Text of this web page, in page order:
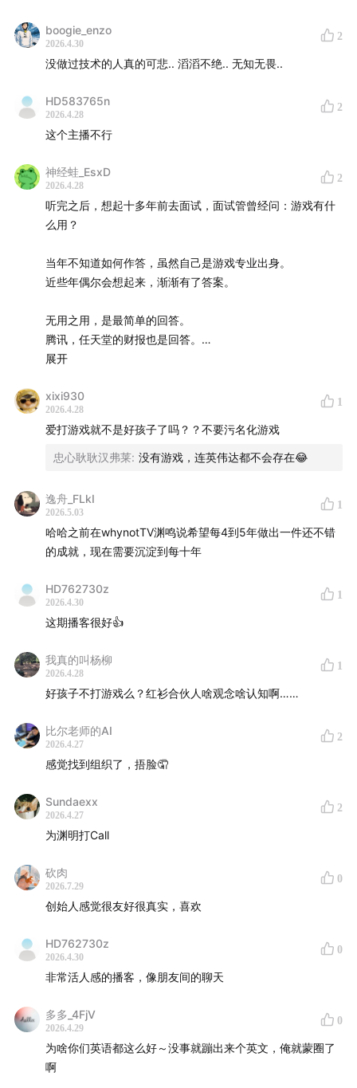
韧性boogie_enzo
2026.4.30
2
没做过技术的人真的可悲.. 滔滔不绝.. 无知无畏..
HD583765n
2026.4.28
2
这个主播不行
神经蛙_EsxD
2026.4.28
2
听完之后，想起十多年前去面试，面试管曾经问：游戏有什
么用？
当年不知道如何作答，虽然自己是游戏专业出身。
近些年偶尔会想起来，渐渐有了答案。
无用之用，是最简单的回答。
腾讯，任天堂的财报也是回答。
把游戏集群技术用在卫星管理是回答。
但在当下，最有价值的回答是 以王者荣耀或者吃鸡为例，能
让一个非洲的小朋友和一个亚洲的十八线小城学生，以及姚
班毕业的CEO共享一个世界观和情绪体验。
到与他人的共同语言，建立连接，构建一种平等，公开，公
正的秩序。
退一万步说，像史玉柱当年通过构建虚拟社会在游戏里收税
式。
过往饥饿的社会经验遗产对游戏这类非生产活动的偏见。或
直接，所以才有对特殊时期吃饱饭的担忧，然而游戏却是富
如果能够像小孩子一般体验到游戏反馈刺激神经系统带来的
但资源富足体验丰富的人或许更愿意在屏幕之外游戏人生来
获得激素体验。
展开
xixi930
2026.4.28
1
爱打游戏就不是好孩子了吗？？不要污名化游戏
忠心耿耿汉弗莱: 没有游戏，连英伟达都不会存在😂
逸舟_FLkI
2026.5.03
1
哈哈之前在whynotTV渊鸣说希望每4到5年做出一件还不错
的成就，现在需要沉淀到每十年
HD762730z
2026.4.30
1
这期播客很好👍
我真的叫杨柳
2026.4.28
1
好孩子不打游戏么？红衫合伙人啥观念啥认知啊……
比尔老师的AI
2026.4.27
2
感觉找到组织了，捂脸🤦
Sundaexx
2026.4.27
2
为渊明打Call
砍肉
2026.7.29
0
创始人感觉很友好很真实，喜欢
HD762730z
2026.4.30
0
非常活人感的播客，像朋友间的聊天
多多_4FjV
2026.4.29
0
为啥你们英语都这么好～没事就蹦出来个英文，俺就蒙圈了
啊